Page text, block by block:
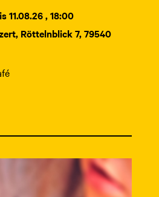
11.08.26 , 18:00
Röttelnblick 7, 79540